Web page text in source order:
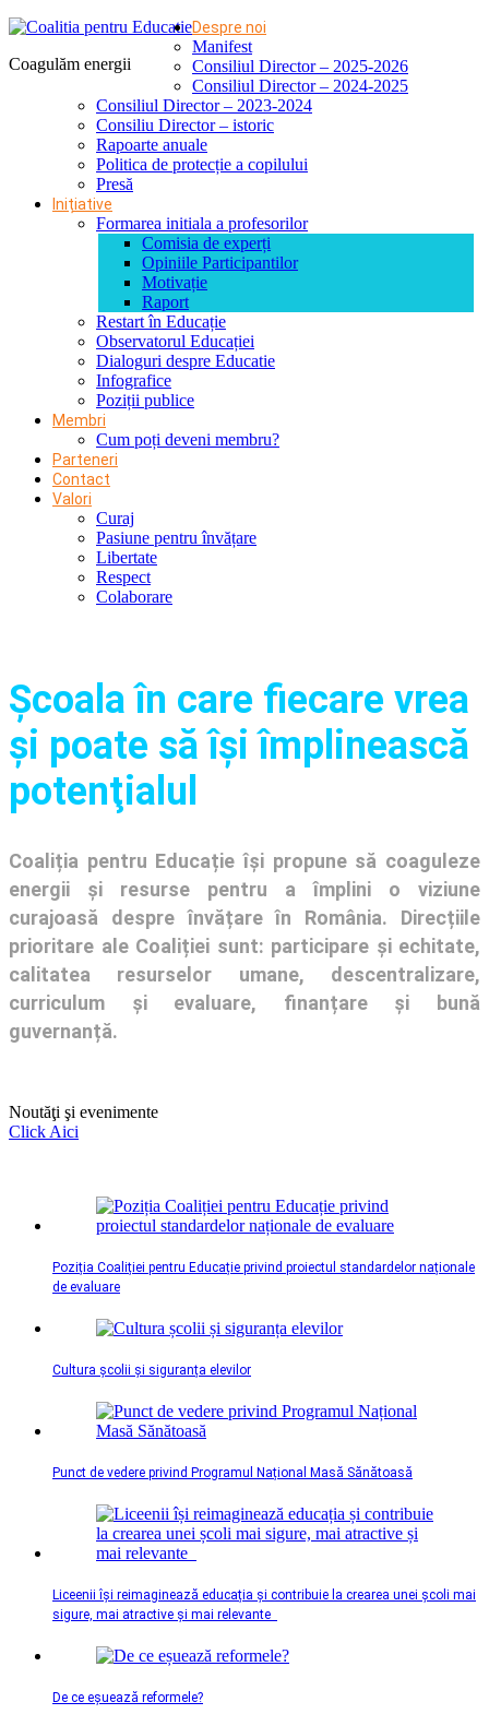
Coagulăm energii
Despre noi
Manifest
Consiliul Director – 2025-2026
Consiliul Director – 2024-2025
Consiliul Director – 2023-2024
Consiliu Director – istoric
Rapoarte anuale
Politica de protecție a copilului
Presă
Inițiative
Formarea initiala a profesorilor
Comisia de experți
Opiniile Participantilor
Motivație
Raport
Restart în Educație
Observatorul Educației
Dialoguri despre Educatie
Infografice
Poziții publice
Membri
Cum poți deveni membru?
Parteneri
Contact
Valori
Curaj
Pasiune pentru învățare
Libertate
Respect
Colaborare
Şcoala în care fiecare vrea
și poate să își împlinească
potenţialul
Coaliția pentru Educație își propune să coaguleze
energii și resurse pentru a împlini o viziune
curajoasă despre învățare în România. Direcțiile
prioritare ale Coaliției sunt: participare și echitate,
calitatea resurselor umane, descentralizare,
curriculum și evaluare, finanțare și bună
guvernanță.
Noutăţi şi evenimente
Click Aici
Poziția Coaliției pentru Educație privind proiectul standardelor naționale
de evaluare
Cultura școlii și siguranța elevilor
Punct de vedere privind Programul Național Masă Sănătoasă
Liceenii își reimaginează educația și contribuie la crearea unei școli mai
sigure, mai atractive și mai relevante
De ce eșuează reformele?